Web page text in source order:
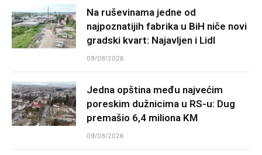
Na ruševinama jedne od
najpoznatijih fabrika u BiH niče novi
gradski kvart: Najavljen i Lidl
09/08/2026
Jedna opština među najvećim
poreskim dužnicima u RS-u: Dug
premašio 6,4 miliona KM
09/08/2026